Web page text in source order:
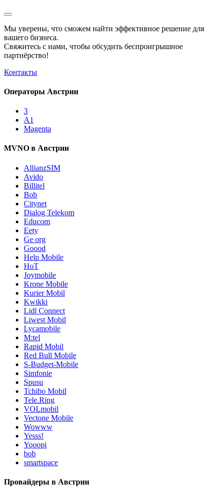
Мы уверены, что сможем найти эффективное решение для
вашего бизнеса.
Свяжитесь с нами, чтобы обсудить беспроигрышное
партнёрство!
Контакты
Операторы Австрии
3
A1
Magenta
MVNO в Австрии
AllianzSIM
Avido
Billitel
Bob
Citynet
Dialog Telekom
Educom
Eety
Ge org
Goood
Help Mobile
HoT
Joymobile
Krone Mobile
Kurier Mobil
Kwikki
Lidl Connect
Liwest Mobil
Lycamobile
M:tel
Rapid Mobil
Red Bull Mobile
S-Budget-Mobile
Simfonie
Spusu
Tchibo Mobil
Tele.Ring
VOLmobil
Vectone Mobile
Wowww
Yesss!
Yooopi
bob
smartspace
Провайдеры в Австрии